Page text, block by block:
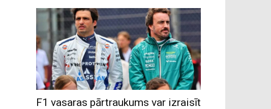
F1 vasaras pārtraukums var izraisīt